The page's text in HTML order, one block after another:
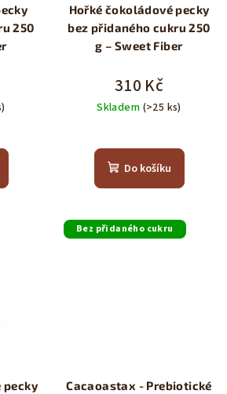
250
Hořké čokoládové pecky
bez přidaného cukru 250
g – Sweet Fiber
310 Kč
Skladem (>25 ks)
hodnocení
produktu
5
hvězdiček.
Do košíku
pecky
Bez přidaného cukru
Cacaoastax - Prebiotické